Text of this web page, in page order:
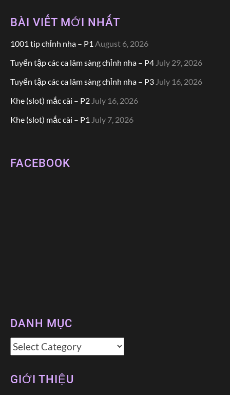
BÀI VIẾT MỚI NHẤT
1001 tip chỉnh nha – P1 August 6, 2026
Tuyển tập các ca lâm sàng chỉnh nha – P4 July 29, 2026
Tuyển tập các ca lâm sàng chỉnh nha – P3 July 16, 2026
Khe (slot) mắc cài – P2 July 16, 2026
Khe (slot) mắc cài – P1 July 7, 2026
FACEBOOK
DANH MỤC
Danh
GIỚI THIỆU